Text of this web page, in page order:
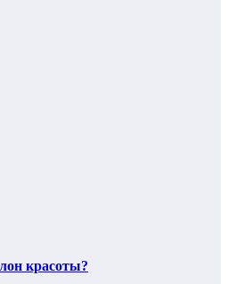
красоты?